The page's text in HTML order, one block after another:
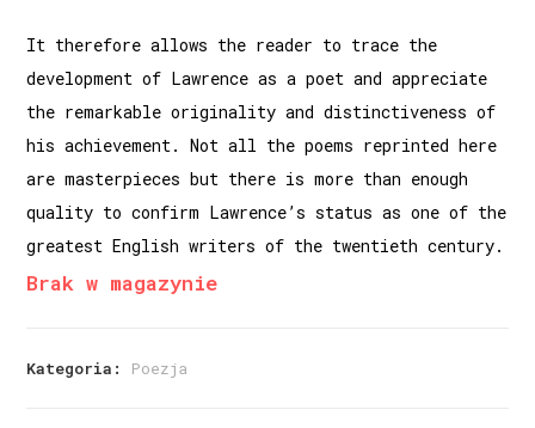
It therefore allows the reader to trace the
development of Lawrence as a poet and appreciate
the remarkable originality and distinctiveness of
his achievement. Not all the poems reprinted here
are masterpieces but there is more than enough
quality to confirm Lawrence’s status as one of the
greatest English writers of the twentieth century.
Brak w magazynie
Kategoria: Poezja